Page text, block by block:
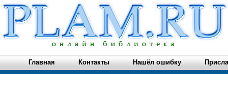
Главная Контакты Нашёл ошибку